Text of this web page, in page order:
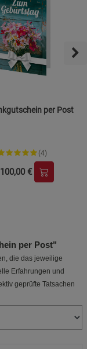
per Post
(4)
100,00 €
per Post"
die das jeweilige
Erfahrungen und
geprüfte Tatsachen